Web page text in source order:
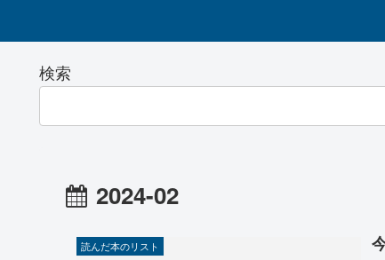
検索
2024-02
読んだ本のリスト